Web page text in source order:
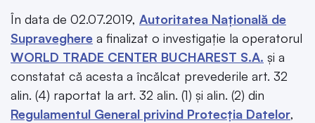
În data de 02.07.2019, Autoritatea Națională de
Supraveghere a finalizat o investigație la operatorul
WORLD TRADE CENTER BUCHAREST S.A. și a
constatat că acesta a încălcat prevederile art. 32
alin. (4) raportat la art. 32 alin. (1) și alin. (2) din
Regulamentul General privind Protecţia Datelor,